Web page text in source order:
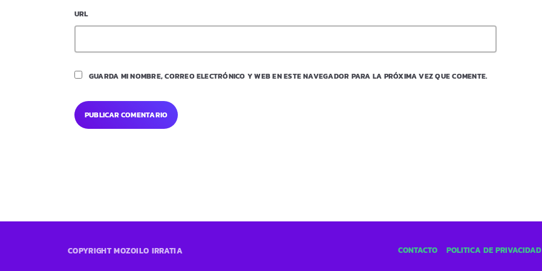
URL
GUARDA MI NOMBRE, CORREO ELECTRÓNICO Y WEB EN ESTE NAVEGADOR PARA LA PRÓXIMA VEZ QUE COMENTE.
COPYRIGHT MOZOILO IRRATIA CONTACTO POLÍTICA DE PRIVACIDAD